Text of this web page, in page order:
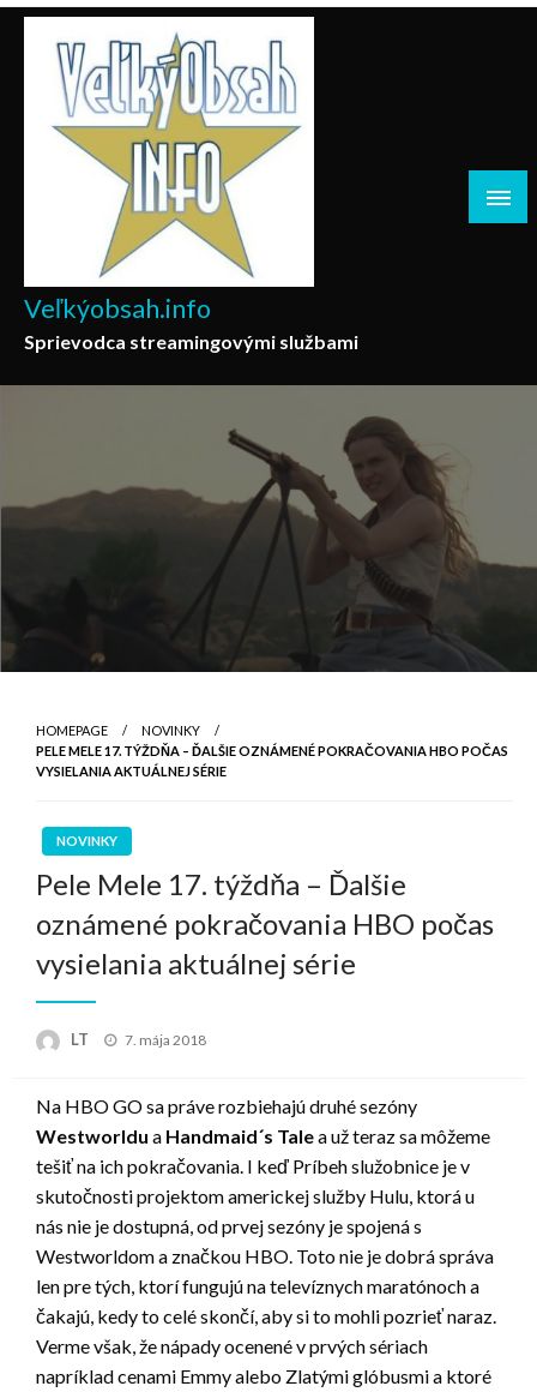
Skip
content
Veľkýobsah.info
Sprievodca streamingovými službami
HOMEPAGE
NOVINKY
PELE MELE 17. TÝŽDŇA – ĎALŠIE OZNÁMENÉ POKRAČOVANIA HBO POČAS
VYSIELANIA AKTUÁLNEJ SÉRIE
NOVINKY
Pele Mele 17. týždňa – Ďalšie
oznámené pokračovania HBO počas
vysielania aktuálnej série
LT
Posted
7. mája 2018
Na HBO GO sa práve rozbiehajú druhé sezóny
Westworldu a Handmaid´s Talea už teraz sa môžeme
tešiť na ich pokračovania. I keď Príbeh služobnice je v
skutočnosti projektom americkej služby Hulu, ktorá u
nás nie je dostupná, od prvej sezóny je spojená s
Westworldom a značkou HBO. Toto nie je dobrá správa
len pre tých, ktorí fungujú na televíznych maratónoch a
čakajú, kedy to celé skončí, aby si to mohli pozrieť naraz.
Verme však, že nápady ocenené v prvých sériach
napríklad cenami Emmy alebo Zlatými glóbusmi a ktoré